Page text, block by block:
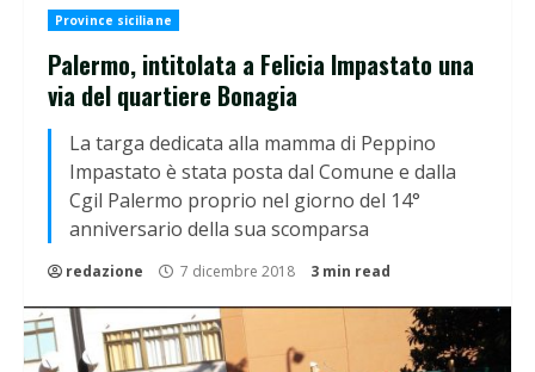
Province siciliane
Palermo, intitolata a Felicia Impastato una
via del quartiere Bonagia
La targa dedicata alla mamma di Peppino
Impastato è stata posta dal Comune e dalla
Cgil Palermo proprio nel giorno del 14°
anniversario della sua scomparsa
redazione 7 dicembre 2018 3 min read